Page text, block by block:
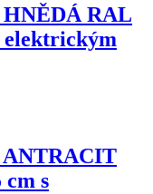
HNĚDÁ RAL
elektrickým
ANTRACIT
cm s